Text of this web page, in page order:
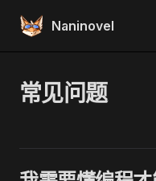
Skip to content
Naninovel
常见问题